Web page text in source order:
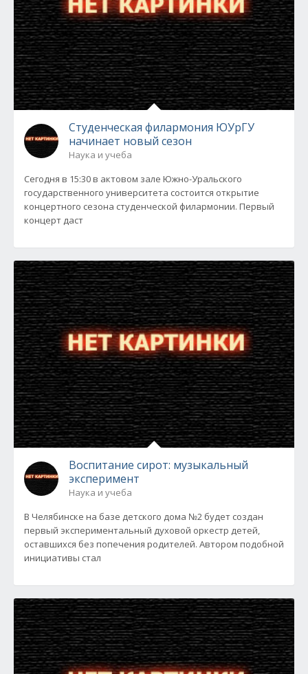
Студенческая филармония ЮУрГУ
начинает новый сезон
Наука и учеба
Сегодня в 15:30 в актовом зале Южно-Уральского
государственного университета состоится открытие
концертного сезона студенческой филармонии. Первый
концерт даст
Воспитание сирот: музыкальный
эксперимент
Наука и учеба
В Челябинске на базе детского дома №2 будет создан
первый экспериментальный духовой оркестр детей,
оставшихся без попечения родителей. Автором подобной
инициативы стал